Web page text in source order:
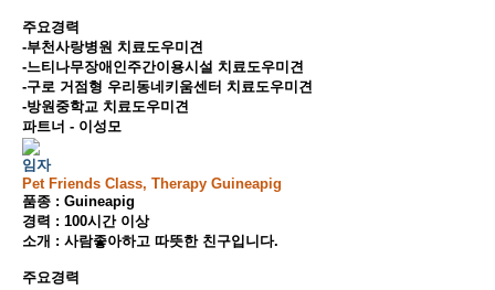
주요경력
-부천사랑병원 치료도우미견
-느티나무장애인주간이용시설 치료도우미견
-구로 거점형 우리동네키움센터 치료도우미견
-방원중학교 치료도우미견
파트너 - 이성모
임자
Pet Friends Class, Therapy Guineapig
품종 : Guineapig
경력 : 100시간 이상
소개 : 사람좋아하고 따뜻한 친구입니다.
주요경력